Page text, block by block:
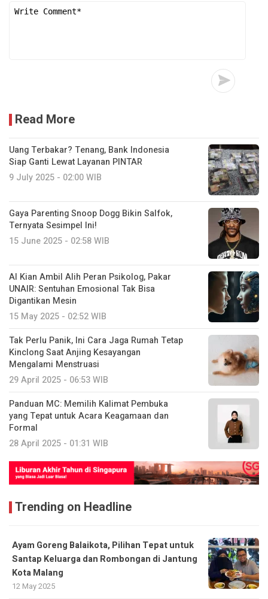
Read More
Uang Terbakar? Tenang, Bank Indonesia
Siap Ganti Lewat Layanan PINTAR
9 July 2025 - 02:00 WIB
Gaya Parenting Snoop Dogg Bikin Salfok,
Ternyata Sesimpel Ini!
15 June 2025 - 02:58 WIB
AI Kian Ambil Alih Peran Psikolog, Pakar
UNAIR: Sentuhan Emosional Tak Bisa
Digantikan Mesin
15 May 2025 - 02:52 WIB
Tak Perlu Panik, Ini Cara Jaga Rumah Tetap
Kinclong Saat Anjing Kesayangan
Mengalami Menstruasi
29 April 2025 - 06:53 WIB
Panduan MC: Memilih Kalimat Pembuka
yang Tepat untuk Acara Keagamaan dan
Formal
28 April 2025 - 01:31 WIB
Trending on Headline
Ayam Goreng Balaikota, Pilihan Tepat untuk
Santap Keluarga dan Rombongan di Jantung
Kota Malang
12 May 2025